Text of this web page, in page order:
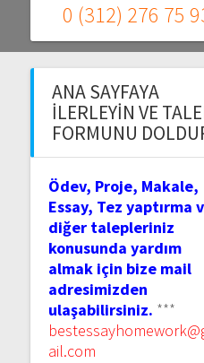
0 (312) 276 75
ANA SAYFAYA
İLERLEYIN VE
FORMUNU
Ödev, Proje, Makale,
Essay, Tez yaptırma
diğer talepleriniz
konusunda yardım
almak için bize mail
adresimizden
ulaşabilirsiniz. ***
ail.com